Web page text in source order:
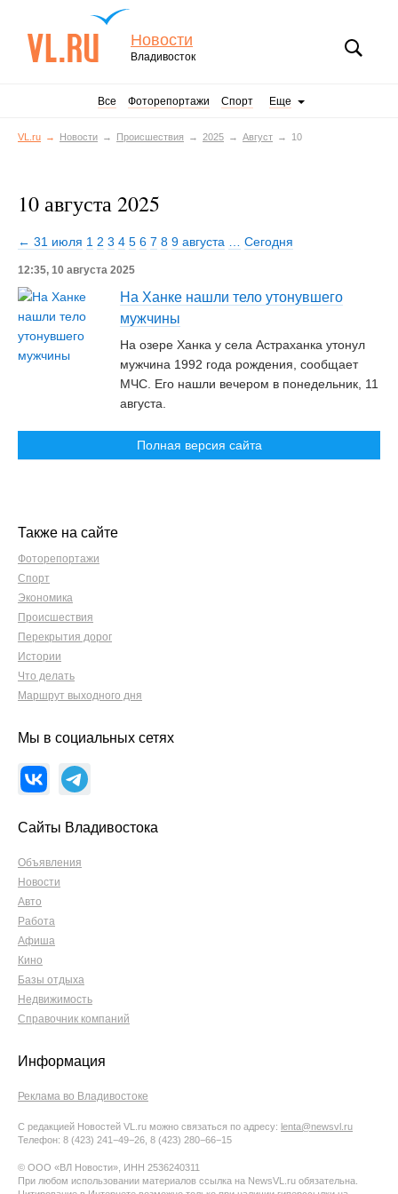
Новости
Владивосток
Все Фоторепортажи Спорт Еще
VL.ru Новости Происшествия 2025 Август 10
10 августа 2025
← 31 июля 1 2 3 4 5 6 7 8 9 августа Сегодня
12:35, 10 августа 2025
На Ханке нашли тело утонувшего
мужчины
На озере Ханка у села Астраханка утонул
мужчина 1992 года рождения, сообщает
МЧС. Его нашли вечером в понедельник, 11
августа.
Полная версия сайта
Также на сайте
Фоторепортажи
Спорт
Экономика
Происшествия
Перекрытия дорог
Истории
Что делать
Маршрут выходного дня
Мы в социальных сетях
Сайты Владивостока
Объявления
Новости
Авто
Работа
Афиша
Кино
Базы отдыха
Недвижимость
Справочник компаний
Информация
Реклама во Владивостоке
С редакцией Новостей VL.ru можно связаться по адресу: lenta@newsvl.ru
Телефон: 8 (423) 241−49−26, 8 (423) 280−66−15
© ООО «ВЛ Новости», ИНН 2536240311
При любом использовании материалов ссылка на NewsVL.ru обязательна.